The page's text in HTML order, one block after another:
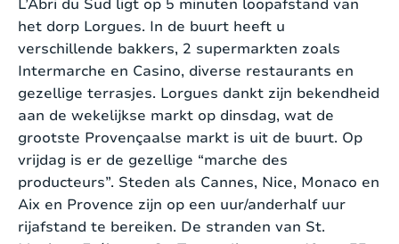
Speeltoestel: Nee
Trampoline:
Tennistafel: Nee
Tennisbaan: Dichtbij (afstand < 15 min)
Golfbaan: In de buurt (afstand > 15 min)
waardoor je optimaal kunt genieten van het
Provençaalse leven. Geschikt voor maximaal 6
personen, is het de ideale plek voor ieder die op
zoek is naar rust en ontspanning.
Bij binnenkomst aan de rechterkant bevindt zich
een moderne keuken die van alle gemakken is
voorzien, inclusief een Amerikaanse koelkast en
ruime eettafel. In verbinding met de keuken tref je
een sfeervol ingerichte woonkamer met een
gezellige openhaard. Via een deur kom je in de
L’Abri du Sud ligt op 5 minuten loopafstand van
het dorp Lorgues. In de buurt heeft u
verschillende bakkers, 2 supermarkten zoals
Intermarche en Casino, diverse restaurants en
gezellige terrasjes. Lorgues dankt zijn bekendheid
aan de wekelijkse markt op dinsdag, wat de
grootste Provençaalse markt is uit de buurt. Op
vrijdag is er de gezellige “marche des
producteurs”. Steden als Cannes, Nice, Monaco en
Aix en Provence zijn op een uur/anderhalf uur
rijafstand te bereiken. De stranden van St.